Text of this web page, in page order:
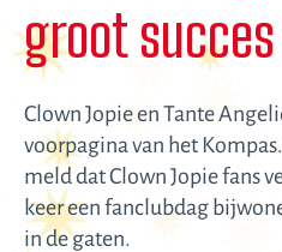
groot succes
Clown Jopie en Tante
voorpagina van het
meld dat Clown Jopie fans
keer een fanclubdag
in de gaten.